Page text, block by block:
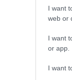
I want
web or
I want
or app.
I want